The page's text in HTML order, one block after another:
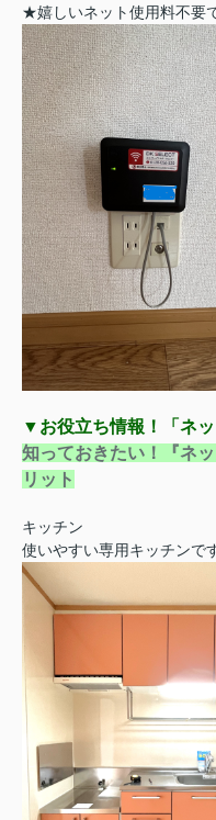
★嬉しいネット使用料不要
▼お役立ち情報！「ネ
知っておきたい！『ネ
リット
キッチン
使いやすい専用キッチンで